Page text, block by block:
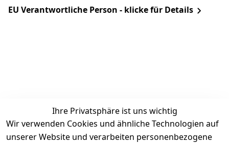
EU Verantwortliche Person - klicke für Details
Ihre Privatsphäre ist uns wichtig
Wir verwenden Cookies und ähnliche Technologien auf
unserer Website und verarbeiten personenbezogene
Rechtliches
AGB
Services
Kontakt
Zahlung &
Versand